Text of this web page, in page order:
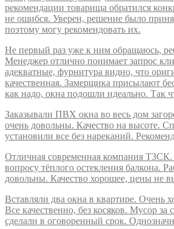
рекомендации товарища обратился
не ошибся. Уверен, решение было
поэтому могу рекомендовать их.
Не первый раз уже к ним обращаюсь,
Менеджер отлично понимает запрос
адекватные, фурнитура видно, что
качественная. Замерщика присылают
как надо, окна подошли идеально. Так
Заказывали ПВХ окна во весь дом
очень довольны. Качество на высоте.
установили все без нареканий.
Отличная современная компания
вопросу тёплого остекления балкона.
довольны. Качество хорошее, цены не
Вставляли два окна в квартире. Очень
Все качественно, без косяков. Мусор за
сделали в оговоренный срок.